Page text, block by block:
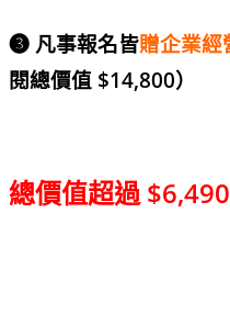
➌ 凡事報名皆贈企業經
閱總價值 $14,800）
總價值超過